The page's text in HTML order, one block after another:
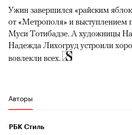
Ужин завершился «райским
от «Метрополя» и выступлением
Муси Тотибадзе. А художницы
Надежда Лихогруд устроили
вовлекли всех.
Авторы
РБК Стиль